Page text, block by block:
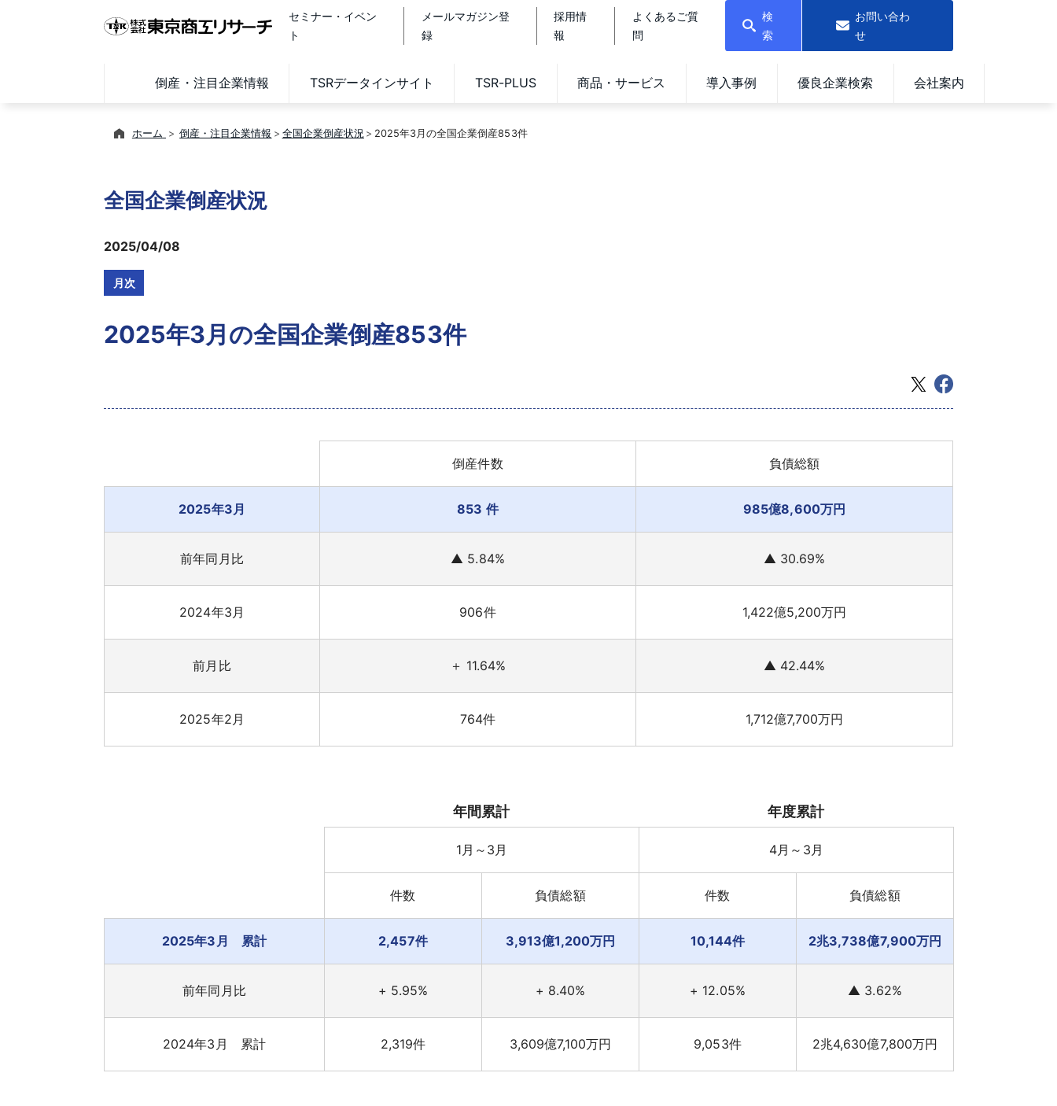
セミナー・イベン
ト
メールマガジン登
録
採用情
報
よくあるご質
問
検
索
お問い合わ
せ
倒産・注目企業情報 TSRデータインサイト TSR-PLUS 商品・サービス 導入事例 優良企業検索 会社案内
ホーム 倒産・注目企業情報 全国企業倒産状況 2025年3月の全国企業倒産853件
全国企業倒産状況
2025/04/08
月次
2025年3月の全国企業倒産853件
倒産件数 負債総額
2025年3月 853 件 985億8,600万円
前年同月比 ▲ 5.84% ▲ 30.69%
2024年3月 906件 1,422億5,200万円
前月比 ＋ 11.64% ▲ 42.44%
2025年2月 764件 1,712億7,700万円
年間累計 年度累計
1月～3月 4月～3月
件数 負債総額 件数 負債総額
2025年3月 累計 2,457件 3,913億1,200万円 10,144件 2兆3,738億7,900万円
前年同月比 + 5.95% + 8.40% + 12.05% ▲ 3.62%
2024年3月 累計 2,319件 3,609億7,100万円 9,053件 2兆4,630億7,800万円